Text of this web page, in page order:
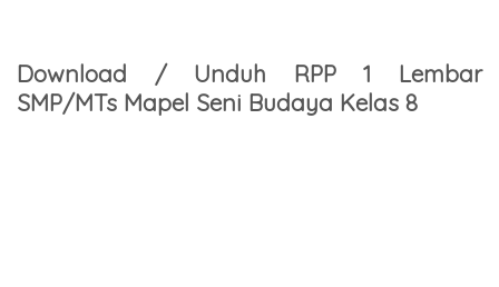
Download / Unduh RPP 1 Lembar
SMP/MTs Mapel Seni Budaya Kelas 8